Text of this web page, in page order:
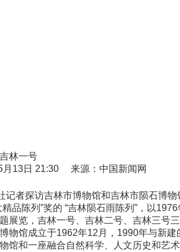
林一号
月13日 21:30 来源：中国新闻网
探访吉林市博物馆和吉林市陨石博物
陈列”奖的 “吉林陨石雨陈列”，以
展览，吉林一号、吉林二号、吉林三号
馆成立于1962年12月，1990年与新建
和一座融合自然科学、人文历史和艺术